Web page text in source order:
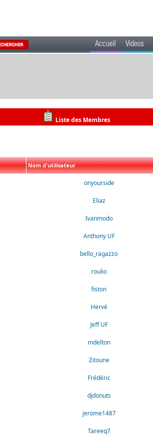
Accueil Videos
Liste des Membres
Nom d'utilisateur
onyourside
Eliaz
Ivanmodo
Anthony UF
bello_ragazzo
roulio
fiston
Hervé
Jeff UF
mdelton
Zitoune
Frédéric
djdonuts
jerome1487
Tareeq7